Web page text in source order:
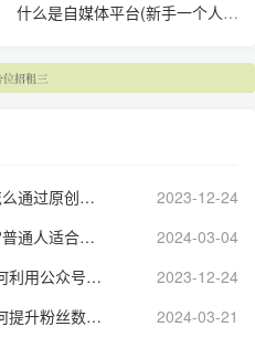
什么是自媒体平台(新手一个人如何做自媒体开始起步)
百家号怎么过原创?百家号搬运怎么通过原创，当心AI创作检测
2023-12-24
怎么判断自己是否适合做自媒体?普通人适合自媒体创业吗
2024-03-04
微信搜一搜排名规则seo优化(如何利用公众号文章来做搜一搜流量)
2023-12-24
网络粉丝是怎么来的（自媒体如何提升粉丝数量）
2024-03-21